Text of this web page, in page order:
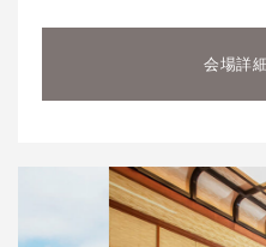
会場詳